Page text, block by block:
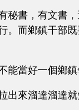
秘書，有文書
。而鄉鎮干部
能當好一個鄉
出來溜達溜達